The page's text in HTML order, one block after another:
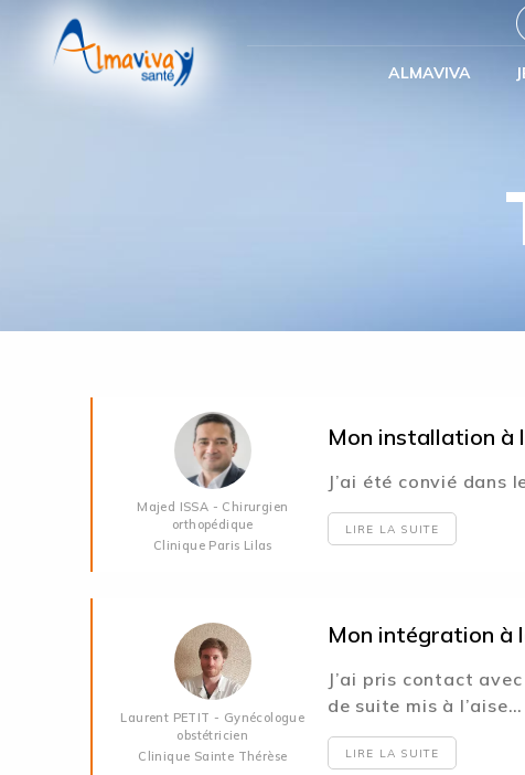
ALMAVIVA
Majed ISSA - Chirurgien
orthopédique
Clinique Paris Lilas
Mon installation à
J’ai été convié dans
LIRE LA SUITE
Laurent PETIT - Gynécologue
obstétricien
Clinique Sainte Thérèse
Mon intégration à
J’ai pris contact
de suite mis à l’aise…
LIRE LA SUITE
Panneau de gestion des cookies